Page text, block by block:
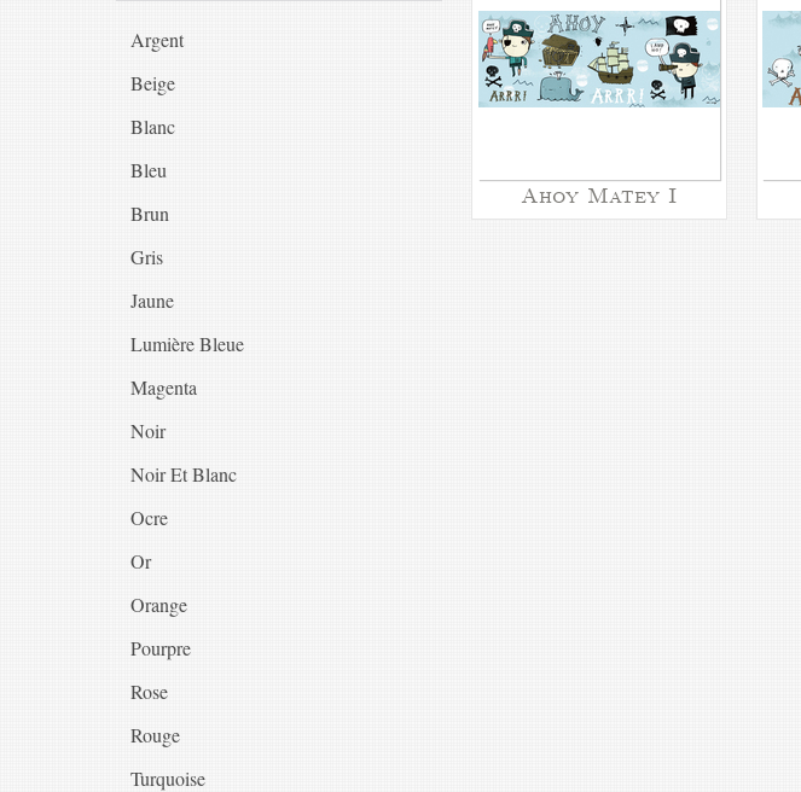
Argent
Beige
Blanc
Bleu
Brun
Gris
Jaune
Lumière Bleue
Magenta
Noir
Noir Et Blanc
Ocre
Or
Orange
Pourpre
Rose
Rouge
Turquoise
Ahoy Matey I